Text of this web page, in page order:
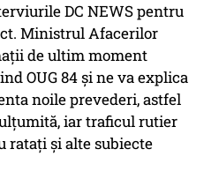
DC NEWS pentru
Ministrul Afacerilor
de ultim moment
OUG 84 și ne va explica
noile prevederi, astfel
iar traficul rutier
ratați și alte subiecte